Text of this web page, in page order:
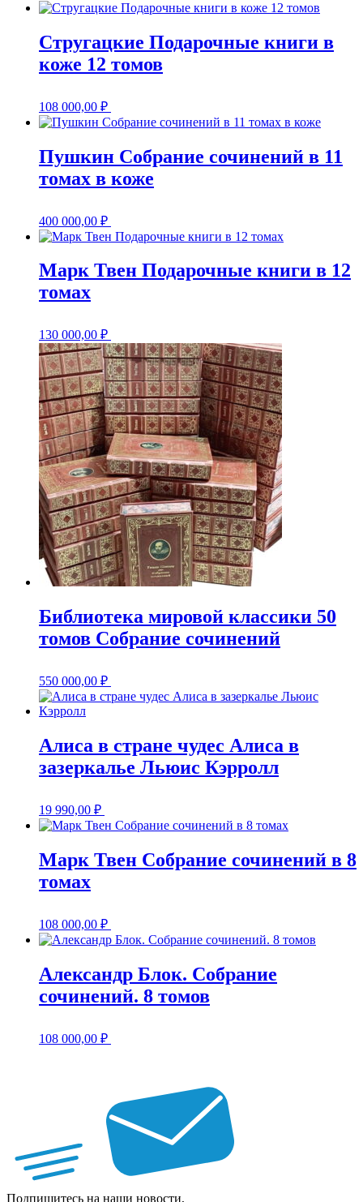
Стругацкие Подарочные книги в
коже 12 томов
108 000,00 ₽
Пушкин Собрание сочинений в 11
томах в коже
400 000,00 ₽
Марк Твен Подарочные книги в 12
томах
130 000,00 ₽
Библиотека мировой классики 50
томов Собрание сочинений
550 000,00 ₽
Алиса в стране чудес Алиса в
зазеркалье Льюис Кэрролл
19 990,00 ₽
Марк Твен Собрание сочинений в 8
томах
108 000,00 ₽
Александр Блок. Собрание
сочинений. 8 томов
108 000,00 ₽
Подпишитесь на наши новости,